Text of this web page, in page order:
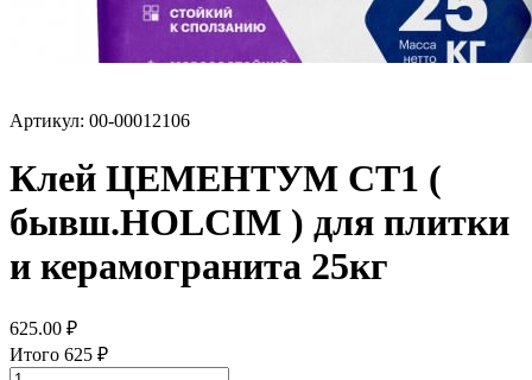
Артикул: 00-00012106
Клей ЦЕМЕНТУМ СТ1 (
бывш.HOLCIM ) для плитки
и керамогранита 25кг
625.00 ₽
Итого 625 ₽